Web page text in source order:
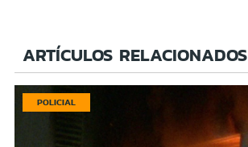
ARTÍCULOS RELACIONADOS
POLICIAL